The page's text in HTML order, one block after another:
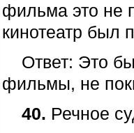
фильма это не
кинотеатр был
Ответ: Это
фильмы, не
40. Речное